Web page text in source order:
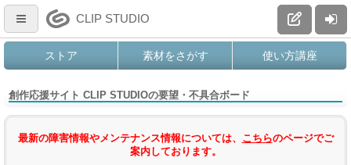
CLIP STUDIO
ストア 素材をさがす 使い方講座
創作応援サイト CLIP STUDIOの要望・不具合ボード
最新の障害情報やメンテナンス情報については、 こちらのページでご
案内しております。